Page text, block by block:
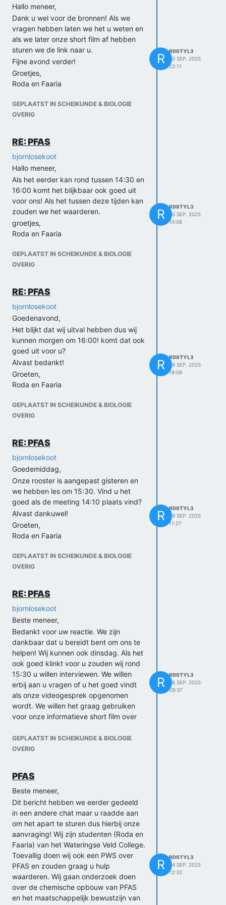
kwartier is, we zouden het heel erg
waarderen! Kunt u haar vragen of ze er
inmiddels voor open is om in ons
interview opgenomen te worden.
Daarnaast zagen we dat ze engels talig
het engels doordat onze begeleider
engels talig is, dus we zouden het
handiger vinden als het interview in het
Enorm bedankt!
PFAS. We denken dat contact met hun
heel handig en informatief zou zijn voor
onze profielwerkstuk. We wouden aan u
vragen of u misschien ons kan koppelen
aan hun op een manier?
Dank u wel alvast!
Groetjes,
Roda en Faaria
Hallo meneer,
Dank u wel voor de bronnen! Als we
vragen hebben laten we het u weten en
als we later onze short film af hebben
sturen we de link naar u.
Fijne avond verder!
Groetjes,
Roda en Faaria
GEPLAATST IN SCHEIKUNDE & BIOLOGIE
OVERIG
R
RDSTYL3
30 SEP. 2025
22:11
RE: PFAS
bjornlosekoot
Hallo meneer,
Als het eerder kan rond tussen 14:30 en
16:00 komt het blijkbaar ook goed uit
voor ons! Als het tussen deze tijden kan
zouden we het waarderen.
groetjes,
Roda en Faaria
GEPLAATST IN SCHEIKUNDE & BIOLOGIE
OVERIG
R
RDSTYL3
30 SEP. 2025
10:08
RE: PFAS
bjornlosekoot
Goedenavond,
Het blijkt dat wij uitval hebben dus wij
kunnen morgen om 16:00! komt dat ook
goed uit voor u?
Alvast bedankt!
Groeten,
Roda en Faaria
GEPLAATST IN SCHEIKUNDE & BIOLOGIE
OVERIG
R
RDSTYL3
29 SEP. 2025
18:09
RE: PFAS
bjornlosekoot
Goedemiddag,
Onze rooster is aangepast gisteren en
we hebben les om 15:30. Vind u het
goed als de meeting 14:10 plaats vind?
Alvast dankuwel!
Groeten,
Roda en Faaria
GEPLAATST IN SCHEIKUNDE & BIOLOGIE
OVERIG
R
RDSTYL3
29 SEP. 2025
11:27
RE: PFAS
bjornlosekoot
Beste meneer,
Bedankt voor uw reactie. We zijn
dankbaar dat u bereidt bent om ons te
helpen! Wij kunnen ook dinsdag. Als het
ook goed klinkt voor u zouden wij rond
15:30 u willen interviewen. We willen
erbij aan u vragen of u het goed vindt
als onze videogesprek opgenomen
wordt. We willen het graag gebruiken
voor onze informatieve short film over
gaan vragen vragen zoals:
Ten eerste een korte voorstelling
voor u?
Waar staat Per-/ polyfluoroalkyl
voor?
Waarom is PFAS zo unique
structuur in scheikunde?
Waarom is de chemische stof
gevaarlijk?
Zijn alle PFAS gevaarlijk?
Wat weet u allemaal over C-8,
PFOS, Teflon?
Wat denkt u dat de toekomst eruit
ziet met PFAS?
GEPLAATST IN SCHEIKUNDE & BIOLOGIE
OVERIG
R
RDSTYL3
26 SEP. 2025
09:37
PFAS
Beste meneer,
Dit bericht hebben we eerder gedeeld
in een andere chat maar u raadde aan
om het apart te sturen dus hierbij onze
aanvraging! Wij zijn studenten (Roda en
Faaria) van het Wateringse Veld College.
Toevallig doen wij ook een PWS over
PFAS en zouden graag u hulp
waarderen. Wij gaan onderzoek doen
over de chemische opbouw van PFAS
en het maatschappelijk bewustzijn van
R
RDSTYL3
24 SEP. 2025
12:32